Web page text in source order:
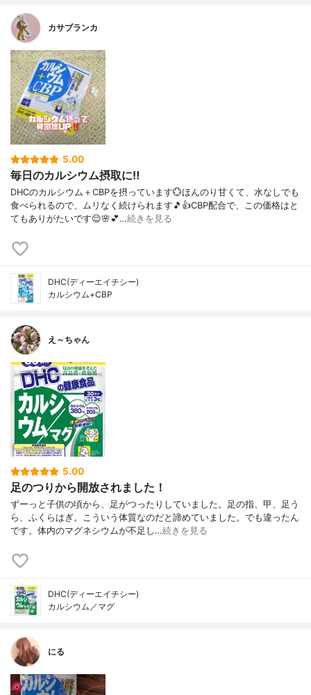
カサブランカ
5.00
毎日のカルシウム摂取に‼️
DHCのカルシウム＋CBPを摂っています💮ほんのり甘くて、水なしでも
食べられるので、ムリなく続けられます🎵👍️CBP配合で、この価格はと
てもありがたいです😌🌸💕…続きを見る
DHC(ディーエイチシー)
カルシウム+CBP
え～ちゃん
5.00
足のつりから開放されました！
ずーっと子供の頃から、足がつったりしていました。足の指、甲、足う
ら、ふくらはぎ。こういう体質なのだと諦めていました。でも違ったん
です。体内のマグネシウムが不足し…続きを見る
DHC(ディーエイチシー)
カルシウム／マグ
にる